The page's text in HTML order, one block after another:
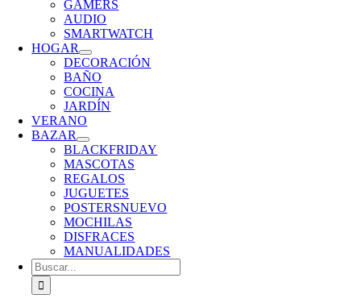
GAMERS
AUDIO
SMARTWATCH
HOGAR
DECORACIÓN
BAÑO
COCINA
JARDÍN
VERANO
BAZAR
BLACKFRIDAY
MASCOTAS
REGALOS
JUGUETES
POSTERSNUEVO
MOCHILAS
DISFRACES
MANUALIDADES
Buscar: